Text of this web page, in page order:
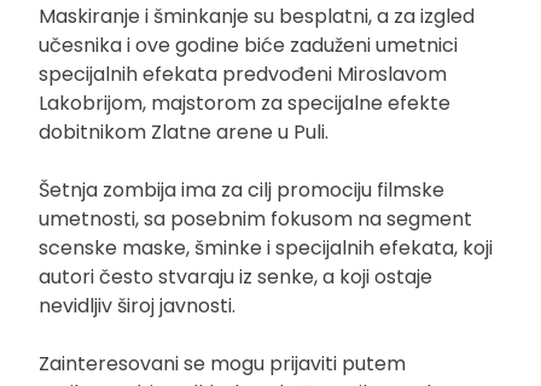
Maskiranje i šminkanje su besplatni, a za izgled
učesnika i ove godine biće zaduženi umetnici
specijalnih efekata predvođeni Miroslavom
Lakobrijom, majstorom za specijalne efekte
dobitnikom Zlatne arene u Puli.
Šetnja zombija ima za cilj promociju filmske
umetnosti, sa posebnim fokusom na segment
scenske maske, šminke i specijalnih efekata, koji
autori često stvaraju iz senke, a koji ostaje
nevidljiv široj javnosti.
Zainteresovani se mogu prijaviti putem